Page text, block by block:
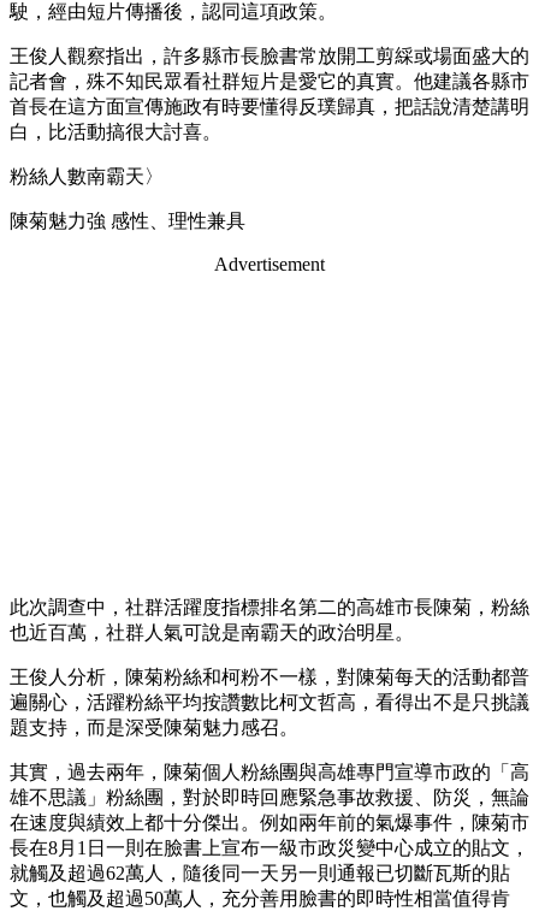
駛，經由短片傳播後，認同這項政策。
王俊人觀察指出，許多縣市長臉書常放開工剪綵或場面盛大的
記者會，殊不知民眾看社群短片是愛它的真實。他建議各縣市
首長在這方面宣傳施政有時要懂得反璞歸真，把話說清楚講明
白，比活動搞很大討喜。
粉絲人數南霸天〉
陳菊魅力強 感性、理性兼具
Advertisement
此次調查中，社群活躍度指標排名第二的高雄市長陳菊，粉絲
也近百萬，社群人氣可說是南霸天的政治明星。
王俊人分析，陳菊粉絲和柯粉不一樣，對陳菊每天的活動都普
遍關心，活躍粉絲平均按讚數比柯文哲高，看得出不是只挑議
題支持，而是深受陳菊魅力感召。
其實，過去兩年，陳菊個人粉絲團與高雄專門宣導市政的「高
雄不思議」粉絲團，對於即時回應緊急事故救援、防災，無論
在速度與績效上都十分傑出。例如兩年前的氣爆事件，陳菊市
長在8月1日一則在臉書上宣布一級市政災變中心成立的貼文，
就觸及超過62萬人，隨後同一天另一則通報已切斷瓦斯的貼
文，也觸及超過50萬人，充分善用臉書的即時性相當值得肯